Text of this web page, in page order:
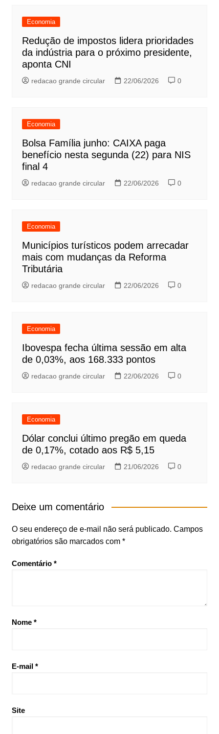
Economia
Redução de impostos lidera prioridades
da indústria para o próximo presidente,
aponta CNI
redacao grande circular 22/06/2026 0
Economia
Bolsa Família junho: CAIXA paga
benefício nesta segunda (22) para NIS
final 4
redacao grande circular 22/06/2026 0
Economia
Municípios turísticos podem arrecadar
mais com mudanças da Reforma
Tributária
redacao grande circular 22/06/2026 0
Economia
Ibovespa fecha última sessão em alta
de 0,03%, aos 168.333 pontos
redacao grande circular 22/06/2026 0
Economia
Dólar conclui último pregão em queda
de 0,17%, cotado aos R$ 5,15
redacao grande circular 21/06/2026 0
Deixe um comentário
O seu endereço de e-mail não será publicado. Campos
obrigatórios são marcados com *
Comentário *
Nome *
E-mail *
Site